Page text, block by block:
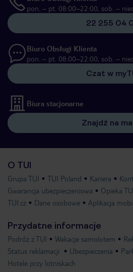
pon. – pt. 08:00–22:00, sob. –
22 255 04
Biuro Obsługi Klienta
pon. – pt. 08:00–22:00, sob. –
Czat w
Biura stacjonarne
Znajdź na
O TUI
Grupa TUI TUI Poland Kariera
Gwarancja ubezpieczeniowa
Opieka
TUI.cz
Dane osobowe Aplikacja
Przydatne informacje
Podróż z TUI Wakacje samolotem
Status reklamacji
Ubezpieczenia
Hotele przy lotniskach